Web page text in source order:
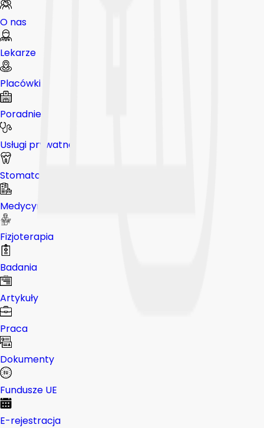
O nas
Lekarze
Placówki
Poradnie
Usługi prywatne
Stomatologia
Medycyna pracy
Fizjoterapia
Badania
Artykuły
Praca
Dokumenty
Fundusze UE
E-rejestracja